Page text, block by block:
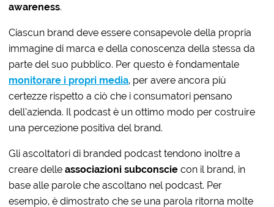
awareness.
Ciascun brand deve essere consapevole della propria
immagine di marca e della conoscenza della stessa da
parte del suo pubblico. Per questo è fondamentale
monitorare i propri media, per avere ancora più
certezze rispetto a ciò che i consumatori pensano
dell’azienda. Il podcast è un ottimo modo per costruire
una percezione positiva del brand.
Gli ascoltatori di branded podcast tendono inoltre a
creare delleassociazioni subconscie con il brand, in
base alle parole che ascoltano nel podcast. Per
esempio, è dimostrato che se una parola ritorna molte